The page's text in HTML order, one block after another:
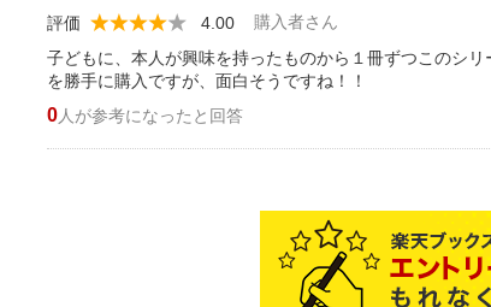
購入者さん
評価 4.00
子どもに、本人が興味を持ったものから１冊ずつこのシ
を勝手に購入ですが、面白そうですね！！
0人が参考になったと回答